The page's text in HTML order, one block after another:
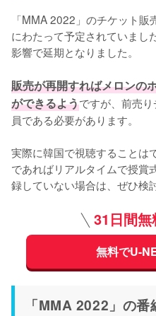
「MMA 2022」のチケット
にわたって予定されていまし
影響で延期となりました。
販売が再開すればメロンの
ができるようですが、前売
員である必要があります。
実際に韓国で視聴することは
であればリアルタイムで授賞
録していない場合は、ぜひ検
31日間無
無料でU-
「MMA 2022」の番